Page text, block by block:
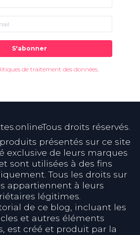
S'abonner
de traitement des données.
droits réservés.
présentés sur ce site
exclusive de leurs marques
sont utilisées à des fins
Tous les droits sur
appartiennent à leurs
légitimes.
de ce blog, incluant les
et autres éléments
est créé et produit par la